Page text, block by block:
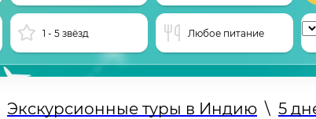
1 - 5 звёзд Любое питание
Экскурсионные туры в Индию \ 5